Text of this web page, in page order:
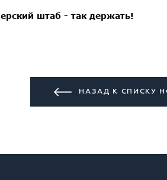
штаб - так держать!
НАЗАД К СПИСКУ